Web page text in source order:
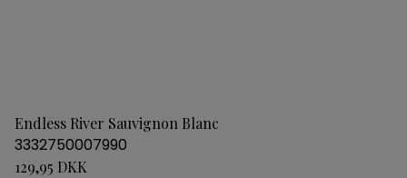
Endless River Sauvignon Blanc
3332750007990
129,95 DKK